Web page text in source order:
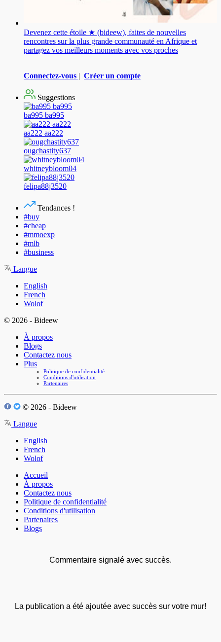
Devenez cette étoile ★ (bideew), faites de nouvelles
rencontres sur la plus grande communauté en Afrique et
partagez vos meilleurs moments avec vos proches
Connectez-vous | Créer un compte
Suggestions
ba995 ba995
aa222 aa222
ougchastity637
whitneybloom04
felipa88j3520
Tendances !
#buy
#cheap
#mmoexp
#mlb
#business
Langue
English
French
Wolof
© 2026 - Bideew
À propos
Blogs
Contactez nous
Plus
Politique de confidentialité
Conditions d'utilisation
Partenaires
© 2026 - Bideew
Langue
English
French
Wolof
Accueil
À propos
Contactez nous
Politique de confidentialité
Conditions d'utilisation
Partenaires
Blogs
Commentaire signalé avec succès.
La publication a été ajoutée avec succès sur votre mur!